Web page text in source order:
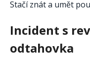
Stačí znát a umět
Incident s
odtahovka